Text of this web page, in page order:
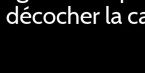
décocher la